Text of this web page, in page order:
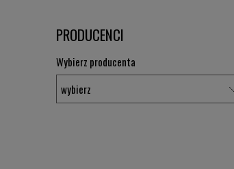
PRODUCENCI
Wybierz producenta